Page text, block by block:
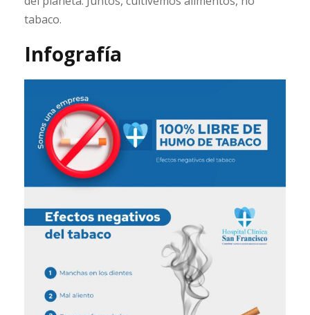
tabaco.
Infografía